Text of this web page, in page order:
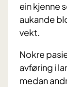
ein kjenne
aukande
vekt.
Nokre
avføring i
medan